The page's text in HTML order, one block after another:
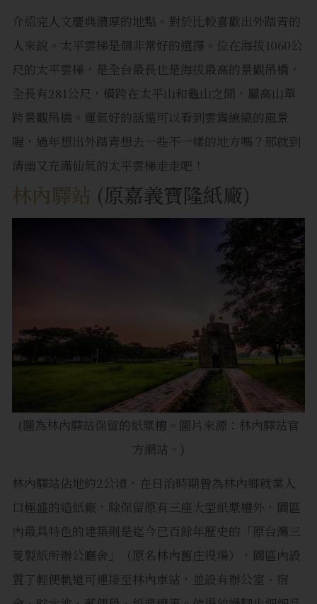
介紹完人文慶典濃厚的地點。對於比較喜歡出外踏青的
人來說。太平雲梯是個非常好的選擇。位在海拔1060公
尺的太平雲梯，是全台最長也是海拔最高的景觀吊橋，
全長有281公尺，橫跨在太平山和龜山之間，屬高山單
跨景觀吊橋。運氣好的話還可以看到雲霧繚繞的風景
喔，過年想出外踏青想去一些不一樣的地方嗎？那就到
清幽又充滿仙氣的太平雲梯走走吧！
林內驛站 (原嘉義寶隆紙廠)
(圖為林內驛站保留的紙漿槽。圖片來源：林內驛站官
方網站。)
林內驛站佔地約2公頃，在日治時期曾為林內鄉就業人
口極盛的造紙廠，除保留原有三座大型紙漿槽外，園區
內最具特色的建築則是迄今已百餘年歷史的「原台灣三
菱製紙所辦公廳舍」（原名林內舊庄役場），園區內設
置了輕便軌道可連接至林內車站，並設有辦公室、宿